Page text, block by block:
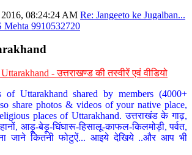
08:24:24 AM Re: Jangeeto ke Jugalban...
Mehta 9910532720
- उत्तराखण्ड की तस्वीरें एवं वीडियो
of Uttarakhand shared by members (4000+
share photos & videos of your native place,
places of Uttarakhand. उत्तराखंड के गाढ़,
आड़ू-बेड़ू-घिंघारू-हिसालू-काफल-किलमोड़ी, पर्वत,
जाने कितनी फोटुऐं... आइये देखिये ..और आप भी